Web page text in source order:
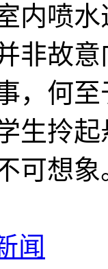
内喷
非故
，何
生拎
可想象
闻